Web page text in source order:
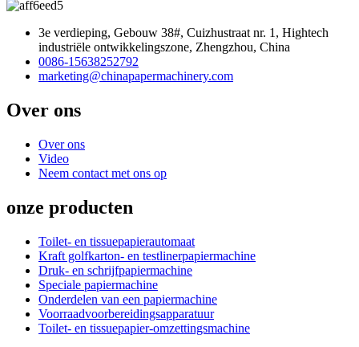
3e verdieping, Gebouw 38#, Cuizhustraat nr. 1, Hightech
industriële ontwikkelingszone, Zhengzhou, China
0086-15638252792
marketing@chinapapermachinery.com
Over ons
Over ons
Video
Neem contact met ons op
onze producten
Toilet- en tissuepapierautomaat
Kraft golfkarton- en testlinerpapiermachine
Druk- en schrijfpapiermachine
Speciale papiermachine
Onderdelen van een papiermachine
Voorraadvoorbereidingsapparatuur
Toilet- en tissuepapier-omzettingsmachine